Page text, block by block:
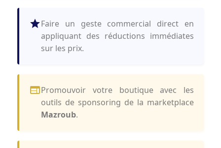
Faire un geste commercial direct en
appliquant des réductions immédiates
sur les prix.
Promouvoir votre boutique avec les
outils de sponsoring de la marketplace
Mazroub.